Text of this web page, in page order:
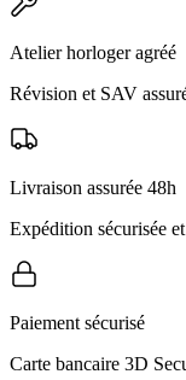
Atelier horloger agréé
Révision et SAV
Livraison assurée 48h
Expédition sécurisée
Paiement sécurisé
Carte bancaire 3D